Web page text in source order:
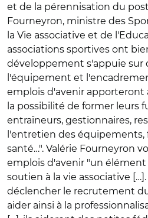
et de la pérennisation du
Fourneyron, ministre des
la Vie associative et de
associations sportives ont
développement s'appuie sur
l'équipement et
emplois d'avenir
la possibilité de former leurs
entraîneurs, gestionnaires,
l'entretien des
santé…". Valérie Fourneyron
emplois d'avenir "un
soutien à la vie associative
déclencher le recrutement
aider ainsi à la